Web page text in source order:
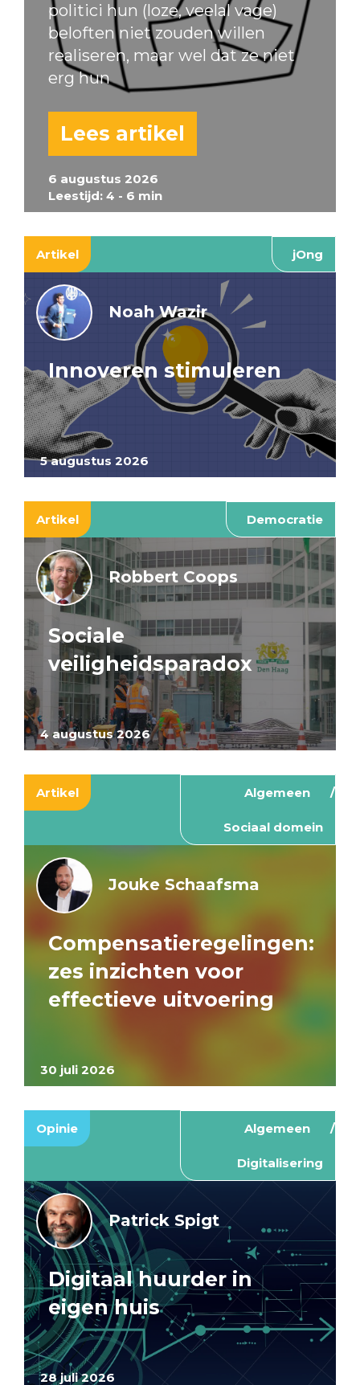
6 augustus 2026
Leestijd: 4 - 6 min
politici hun (loze, veelal vage)
beloften niet zouden willen
realiseren, maar wel dat ze niet
erg hun
Lees artikel
Artikel jOng
5 augustus 2026
Noah Wazir
Innoveren stimuleren
Artikel Democratie
4 augustus 2026
Robbert Coops
Sociale
veiligheidsparadox
Artikel Algemeen
Sociaal domein
30 juli 2026
Jouke Schaafsma
Compensatieregelingen:
zes inzichten voor
effectieve uitvoering
Opinie Algemeen
Digitalisering
28 juli 2026
Patrick Spigt
Digitaal huurder in
eigen huis